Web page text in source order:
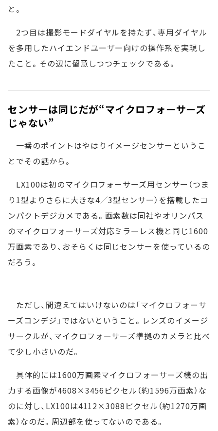
と。
2つ目は撮影モードダイヤルを持たず、専用ダイヤル
を多用したハイエンドユーザー向けの操作系を実現し
たこと。その辺に留意しつつチェックである。
センサーは同じだが“マイクロフォーサーズ
じゃない”
一番のポイントはやはりイメージセンサーというこ
とでその話から。
LX100は初のマイクロフォーサーズ用センサー（つま
り1型よりさらに大きな4／3型センサー）を搭載したコ
ンパクトデジカメである。画素数は同社やオリンパス
のマイクロフォーサーズ対応ミラーレス機と同じ1600
万画素であり、おそらくは同じセンサーを使っているの
だろう。
ただし、間違えてはいけないのは「マイクロフォーサ
ーズコンデジ」ではないということ。レンズのイメージ
サークルが、マイクロフォーサーズ準拠のカメラと比べ
て少し小さいのだ。
具体的には1600万画素マイクロフォーサーズ機の出
力する画像が4608×3456ピクセル（約1596万画素）な
のに対し、LX100は4112×3088ピクセル（約1270万画
素）なのだ。周辺部を使ってないのである。